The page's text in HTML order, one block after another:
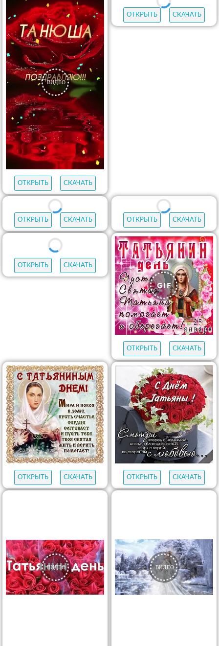
ОТКРЫТЬ СКАЧАТЬ
ОТКРЫТЬ СКАЧАТЬ
ОТКРЫТЬ СКАЧАТЬ ОТКРЫТЬ СКАЧАТЬ
ОТКРЫТЬ СКАЧАТЬ ОТКРЫТЬ СКАЧАТЬ